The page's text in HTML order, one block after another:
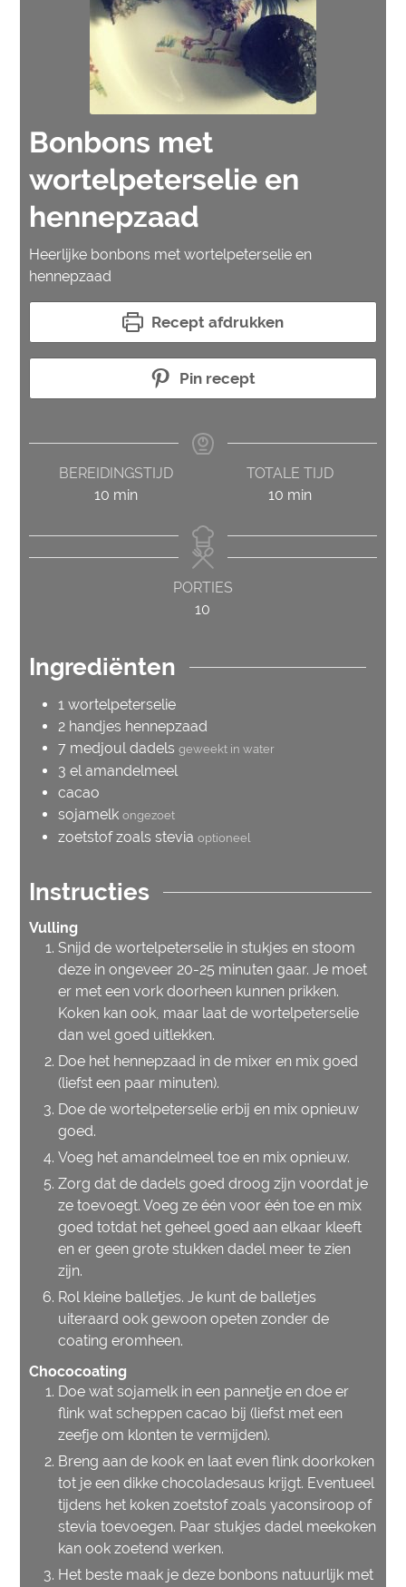
Bonbons met
wortelpeterselie en
hennepzaad
Heerlijke bonbons met wortelpeterselie en
hennepzaad
Recept afdrukken
Pin recept
BEREIDINGSTIJD
10 minuten
min
TOTALE TIJD
10minuten
min
PORTIES
10
Ingrediënten
1 wortelpeterselie
2 handjes hennepzaad
7 medjoul dadels geweekt in water
3 el amandelmeel
cacao
sojamelk ongezoet
zoetstof zoals stevia optioneel
Instructies
Vulling
Snijd de wortelpeterselie in stukjes en stoom
deze in ongeveer 20-25 minuten gaar. Je moet
er met een vork doorheen kunnen prikken.
Koken kan ook, maar laat de wortelpeterselie
dan wel goed uitlekken.
Doe het hennepzaad in de mixer en mix goed
(liefst een paar minuten).
Doe de wortelpeterselie erbij en mix opnieuw
goed.
Voeg het amandelmeel toe en mix opnieuw.
Zorg dat de dadels goed droog zijn voordat je
ze toevoegt. Voeg ze één voor één toe en mix
goed totdat het geheel goed aan elkaar kleeft
en er geen grote stukken dadel meer te zien
zijn.
Rol kleine balletjes. Je kunt de balletjes
uiteraard ook gewoon opeten zonder de
coating eromheen.
Chococoating
Doe wat sojamelk in een pannetje en doe er
flink wat scheppen cacao bij (liefst met een
zeefje om klonten te vermijden).
Breng aan de kook en laat even flink doorkoken
tot je een dikke chocoladesaus krijgt. Eventueel
tijdens het koken zoetstof zoals yaconsiroop of
stevia toevoegen. Paar stukjes dadel meekoken
kan ook zoetend werken.
Het beste maak je deze bonbons natuurlijk met